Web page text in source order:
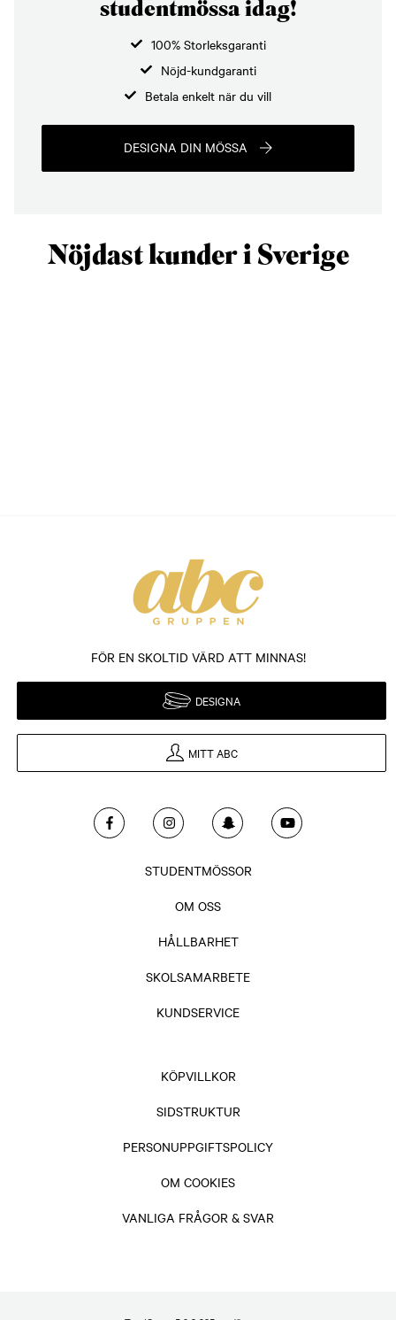
studentmössa idag!
100% Storleksgaranti
Nöjd-kundgaranti
Betala enkelt när du vill
DESIGNA DIN MÖSSA
Nöjdast kunder i Sverige
STUDENTMÖSSOR
OM OSS
HÅLLBARHET
SKOLSAMARBETE
KUNDSERVICE
FÖR EN SKOLTID VÄRD ATT MINNAS!
DESIGNA
MITT ABC
KÖPVILLKOR
SIDSTRUKTUR
PERSONUPPGIFTSPOLICY
OM COOKIES
VANLIGA FRÅGOR & SVAR